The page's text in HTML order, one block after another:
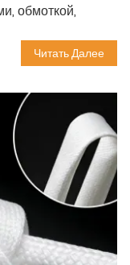
обмоткой,
Читать Далее